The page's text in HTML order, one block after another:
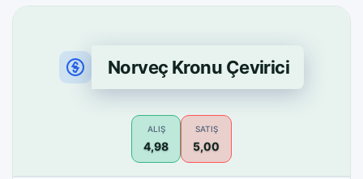
Norveç Kronu Çevirici
ALIŞ
4,98
SATIŞ
5,00